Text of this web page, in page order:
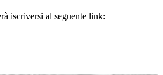
iscriversi al seguente link: